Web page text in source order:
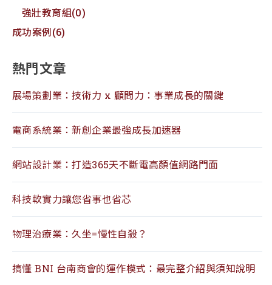
強壯教育組(0)
成功案例(6)
熱門文章
展場策劃業：技術力 x 顧問力：事業成長的關鍵
電商系統業：新創企業最強成長加速器
網站設計業：打造365天不斷電高顏值網路門面
科技軟實力讓您省事也省芯
物理治療業：久坐=慢性自殺？
搞懂 BNI 台南商會的運作模式：最完整介紹與須知說明